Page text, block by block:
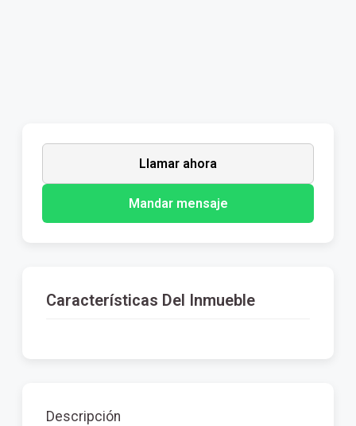
Llamar ahora
Mandar mensaje
Características Del Inmueble
Descripción